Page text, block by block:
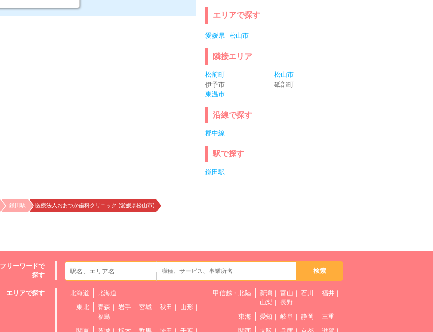
エリアで探す
愛媛県 松山市
隣接エリア
松前町
松山市
伊予市
砥部町
東温市
沿線で探す
郡中線
駅で探す
鎌田駅
鎌田駅 医療法人おおつか歯科クリニック (愛媛県松山市)
フリーワードで
探す
エリアで探す 北海道
北海道
東北
青森 岩手 宮城 秋田
山形
福島
甲信越・北陸 新潟 富山 石川
福井
山梨
長野
東海
愛知 岐阜 静岡
三重